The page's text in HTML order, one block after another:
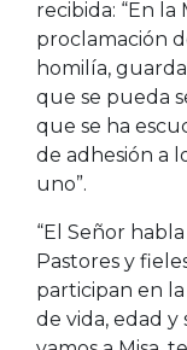
recibida: “En la
proclamación
homilía,
que se pueda
que se ha
de adhesión a
uno”.
“El Señor
Pastores y
participan en
de vida, edad y